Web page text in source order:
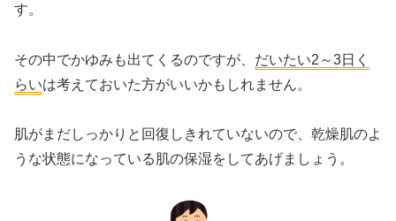
す。
その中でかゆみも出てくるのですが、 だいたい2～3日く
らいは考えておいた方がいいかもしれません。
肌がまだしっかりと回復しきれていないので、乾燥肌のよ
うな状態になっている肌の保湿をしてあげましょう。